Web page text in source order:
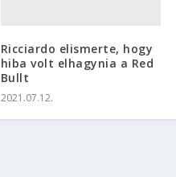
Ricciardo elismerte, hogy
hiba volt elhagynia a Red
Bullt
2021.07.12.